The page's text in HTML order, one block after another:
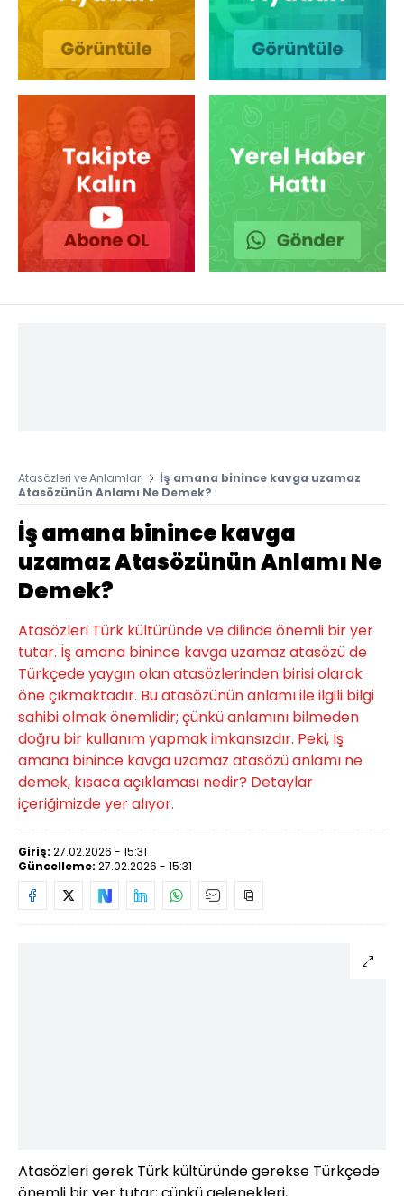
Atasözleri ve Anlamlari
İş amana binince kavga uzamaz
Atasözünün Anlamı Ne Demek?
İş amana binince kavga
uzamaz Atasözünün Anlamı Ne
Demek?
Atasözleri Türk kültüründe ve dilinde önemli bir yer
tutar. İş amana binince kavga uzamaz atasözü de
Türkçede yaygın olan atasözlerinden birisi olarak
öne çıkmaktadır. Bu atasözünün anlamı ile ilgili bilgi
sahibi olmak önemlidir; çünkü anlamını bilmeden
doğru bir kullanım yapmak imkansızdır. Peki, İş
amana binince kavga uzamaz atasözü anlamı ne
demek, kısaca açıklaması nedir? Detaylar
içeriğimizde yer alıyor.
Giriş: 27.02.2026 - 15:31
Güncelleme: 27.02.2026 - 15:31
Atasözleri gerek Türk kültüründe gerekse Türkçede